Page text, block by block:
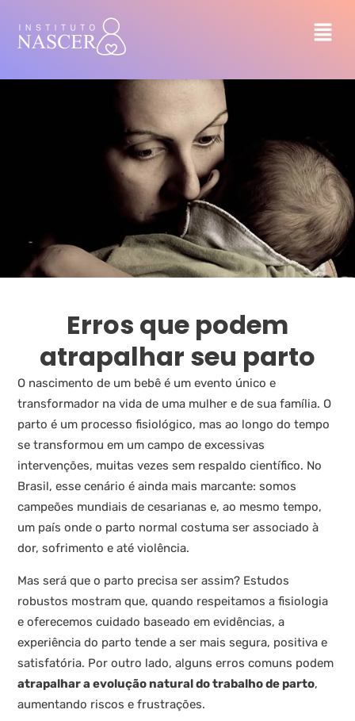
Erros que podem
atrapalhar seu parto
O nascimento de um bebê é um evento único e
transformador na vida de uma mulher e de sua família. O
parto é um processo fisiológico, mas ao longo do tempo
se transformou em um campo de excessivas
intervenções, muitas vezes sem respaldo científico. No
Brasil, esse cenário é ainda mais marcante: somos
campeões mundiais de cesarianas e, ao mesmo tempo,
um país onde o parto normal costuma ser associado à
dor, sofrimento e até violência.
Mas será que o parto precisa ser assim? Estudos
robustos mostram que, quando respeitamos a fisiologia
e oferecemos cuidado baseado em evidências, a
experiência do parto tende a ser mais segura, positiva e
satisfatória. Por outro lado, alguns erros comuns podem
atrapalhar a evolução natural do trabalho de parto,
aumentando riscos e frustrações.